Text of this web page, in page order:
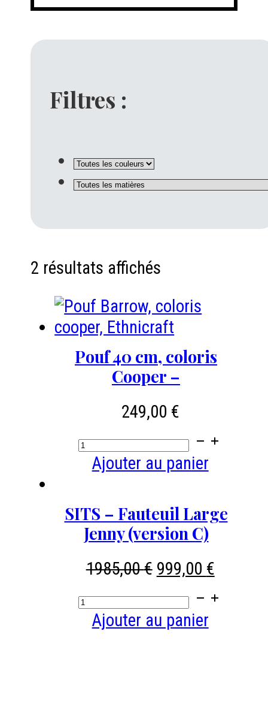
Filtres :
2 résultats affichés
Pouf 40 cm, coloris
Cooper –
249,00 €
quantité
de
40
cm,
coloris
Cooper
Ajouter au panier
SITS – Fauteuil Large
Jenny (version C)
1985,00€ Le
initial
était :
999,00 €Le
prix
quantité
deAjouter au panier